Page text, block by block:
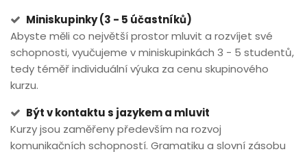
Miniskupinky (3 - 5 účastníků)
Abyste měli co největší prostor mluvit a rozvíjet své
schopnosti, vyučujeme v miniskupinkách 3 - 5 studentů,
tedy téměř individuální výuka za cenu skupinového
kurzu.
Být v kontaktu s jazykem a mluvit
Kurzy jsou zaměřeny především na rozvoj
komunikačních schopností. Gramatiku a slovní zásobu